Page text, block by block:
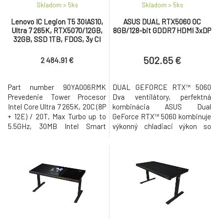
ZADARMO
(50TOPs), 16.0 1920x1200/OLED/300n, 16GB,
SSD 512GB, W11H, 3-3-0, Blue
1 189.71 €
ZADARMO
HP OmniBook X 17-de0070ncx, Ultra 5 325
(47TOPs), Touch/17.3 1920 x 1080/400n, 16GB,
1 545.11 €
Lenovo IC Legion T5 30IAS10,
Ultra 7 265K, RTX5070/12GB,
32GB, SSD 1TB, FDOS, 3y CI
Skladom > 5ks
2 484.91 €
Part number 90YA006RMK
Prevedenie Tower Procesor
Intel Core Ultra 7 265K, 20C (8P
+ 12E) / 20T, Max Turbo up to
5.5GHz, 30MB Intel Smart
sloty: 2) Pevný disk 1x 1TB SSD
M.2 2280 PCIe® 4.0x4 NVMe®
(voľné sloty:Up to four drives,
1x 3.5" HDD + 3x M.2 SSD) Gra
ASUS DUAL RTX5060 OC
8GB/128-bit GDDR7 HDMI 3xDP
Skladom > 5ks
502.65 €
DUAL GEFORCE RTX™ 5060
Dva ventilátory, perfektná
kombinácia ASUS Dual
GeForce RTX™ 5060 kombinuje
výkonný chladiaci výkon so
vrátane dvoch ventilátorov
Axial-tech pre optimalizáciu
prúdenia vzduchu k chladiču.
Navrhnutá v kompaktnom 2,5-